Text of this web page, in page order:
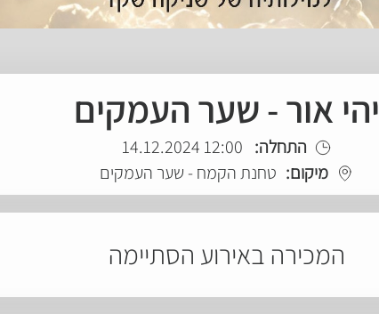
יהי אור - שער העמקים
התחלה: 12:00 14.12.2024
מיקום: טחנת הקמח - שער העמקים
המכירה באירוע הסתיימה